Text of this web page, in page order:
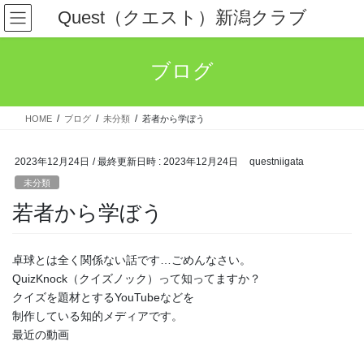
コ
ン
テ
ス
ナ
ビ
ゲ
ン
Quest（クエスト）新潟クラブ
ブログ
HOME ブログ 未分類 若者から学ぼう
2023年12月24日 / 最終更新日時 : 2023年12月24日 questniigata
未分類
若者から学ぼう
卓球とは全く関係ない話です…ごめんなさい。
QuizKnock（クイズノック）って知ってますか？
クイズを題材とするYouTubeなどを
制作している知的メディアです。
最近の動画